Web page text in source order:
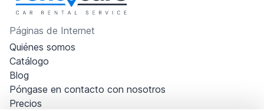
Páginas de Internet
Quiénes somos
Catálogo
Blog
Póngase en contacto con nosotros
Precios